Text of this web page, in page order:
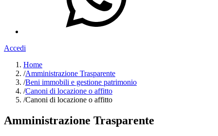
Accedi
Home
/Amministrazione Trasparente
/Beni immobili e gestione patrimonio
/Canoni di locazione o affitto
/Canoni di locazione o affitto
Amministrazione Trasparente